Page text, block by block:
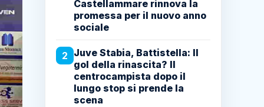
Castellammare rinnova la
promessa per il nuovo anno
sociale
2 Juve Stabia, Battistella: Il
gol della rinascita? Il
centrocampista dopo il
lungo stop si prende la
scena